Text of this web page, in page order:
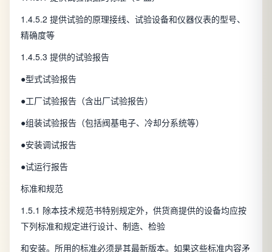
1.4.5.2 提供试验的原理接线、试验设备和仪器仪表的型号、
精确度等
1.4.5.3 提供的试验报告
●型式试验报告
●工厂试验报告（含出厂试验报告）
●组装试验报告（包括阀基电子、冷却分系统等）
●安装调试报告
●试运行报告
标准和规范
1.5.1 除本技术规范书特别规定外，供货商提供的设备均应按
下列标准和规定进行设计、制造、检验
和安装。所用的标准必须是其最新版本。如果这些标准内容矛